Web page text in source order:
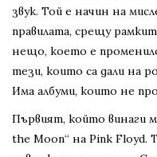
звук. Той е начин на
правилата, срещу
нещо, което е
тези, които са дали на
Има албуми, които не
Първият, който винаги
the Moon“ на Pink Floyd.